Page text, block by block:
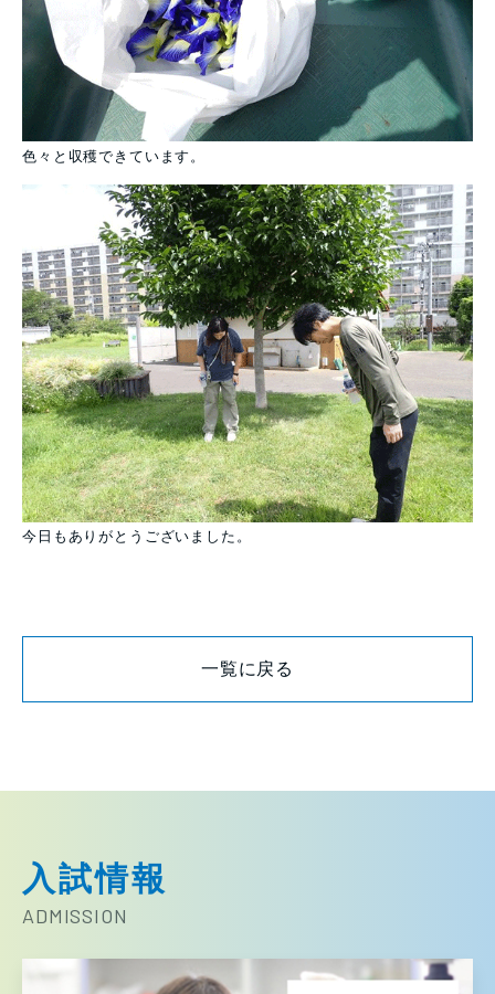
色々と収穫できています。
今日もありがとうございました。
一覧に戻る
入試情報
ADMISSION